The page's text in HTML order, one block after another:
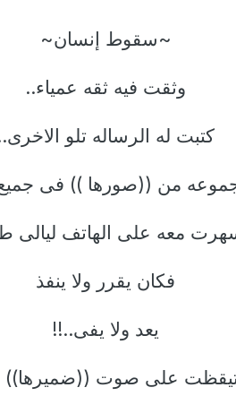
~سقوط إنسان~
وثقت فيه ثقه عمياء..
كتبت له الرساله تلو
من ((صورها )) فى جميع
معه على الهاتف ليالى
فكان يقرر ولا ينفذ
يعد ولا يفى..!!
على صوت ((ضميرها)) ..